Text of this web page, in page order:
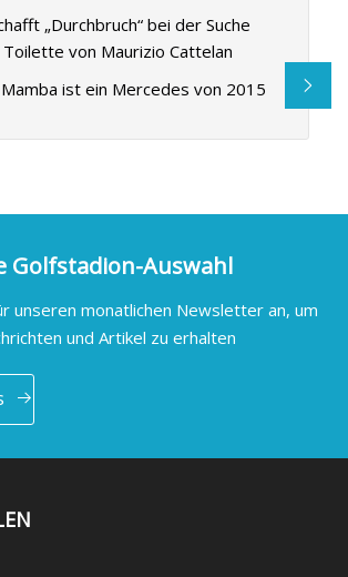
„Durchbruch“ bei der Suche
von Maurizio Cattelan
Mamba ist ein Mercedes von 2015
Golfstadion-Auswahl
unseren monatlichen Newsletter an, um
und Artikel zu erhalten